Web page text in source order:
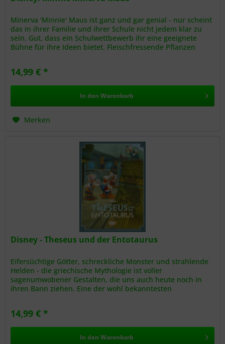
Minerva 'Minnie' Maus ist ganz und gar genial - nur scheint
das in ihrer Familie und ihrer Schule nicht jedem klar zu
sein. Gut, dass ein Schulwettbewerb ihr eine geeignete
Bühne für ihre Ideen bietet. Fleischfressende Pflanzen
14,99 € *
In den Warenkorb
Merken
Disney - Theseus und der Entotaurus
Eifersüchtige Götter, schreckliche Monster und strahlende
Helden - die griechische Mythologie ist voller
sagenumwobener Gestalten, die uns auch heute noch in
ihren Bann ziehen. Eine der wohl bekanntesten
14,99 € *
In den Warenkorb